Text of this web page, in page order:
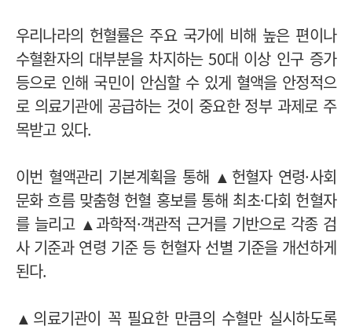
우리나라의 헌혈률은 주요 국가에 비해 높은 편이나
수혈환자의 대부분을 차지하는 50대 이상 인구 증가
등으로 인해 국민이 안심할 수 있게 혈액을 안정적으
로 의료기관에 공급하는 것이 중요한 정부 과제로 주
목받고 있다.
이번 혈액관리 기본계획을 통해 ▲헌혈자 연령·사회
문화 흐름 맞춤형 헌혈 홍보를 통해 최초·다회 헌혈자
를 늘리고 ▲과학적·객관적 근거를 기반으로 각종 검
사 기준과 연령 기준 등 헌혈자 선별 기준을 개선하게
된다.
▲의료기관이 꼭 필요한 만큼의 수혈만 실시하도록